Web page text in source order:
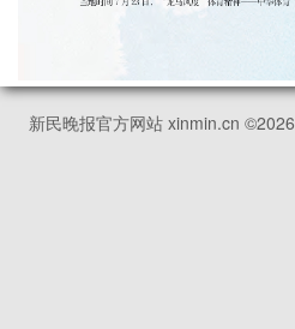
新民晚报官方网站 xinmin.cn ©2026